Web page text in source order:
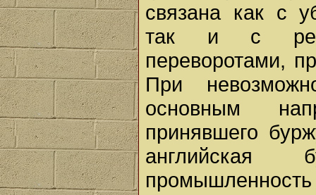
связана как с
так и с
переворотами,
При
основным
принявшего
английская